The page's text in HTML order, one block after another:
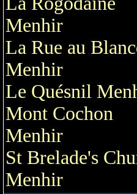
Menhir
La Rue au
Menhir
Le Quésnil
Mont Cochon
Menhir
St Brelade's
Menhir